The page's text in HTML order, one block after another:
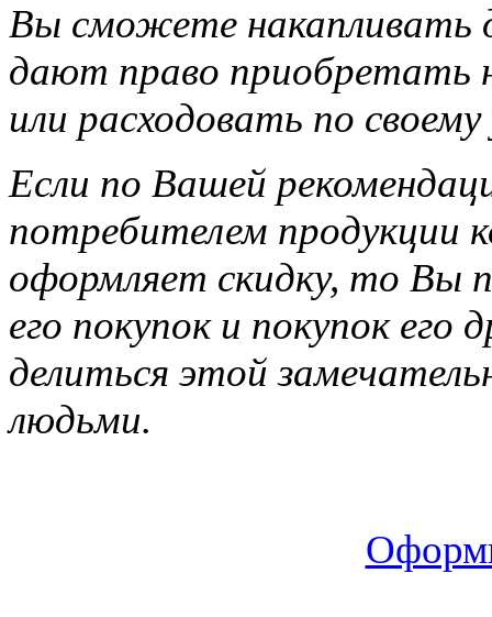
Вы сможете накапливать
дают право приобретать
или расходовать по
Если по Вашей
потребителем продукции
оформляет скидку, то Вы
его покупок и покупок
делиться этой
людьми.